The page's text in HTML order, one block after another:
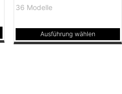
Optionen
36 Modelle
Ausführung wählen
Dieses